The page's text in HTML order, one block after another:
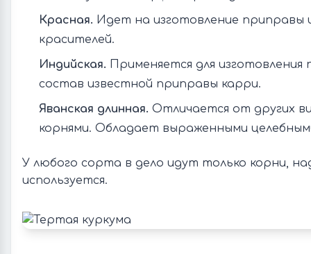
Красная. Идет на изготовление приправы
красителей.
Индийская. Применяется для изготовления
состав известной приправы карри.
Яванская длинная. Отличается от других
корнями. Обладает выраженными
У любого сорта в дело идут только корни,
используется.